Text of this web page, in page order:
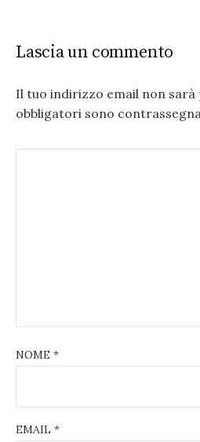
Lascia un commento
Il tuo indirizzo email non sarà
obbligatori sono
NOME *
EMAIL *